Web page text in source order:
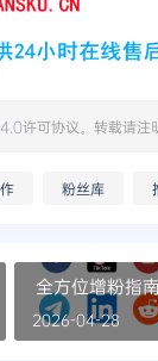
许可协议。转载请注
粉丝库
全方位增粉指
2026-04-28